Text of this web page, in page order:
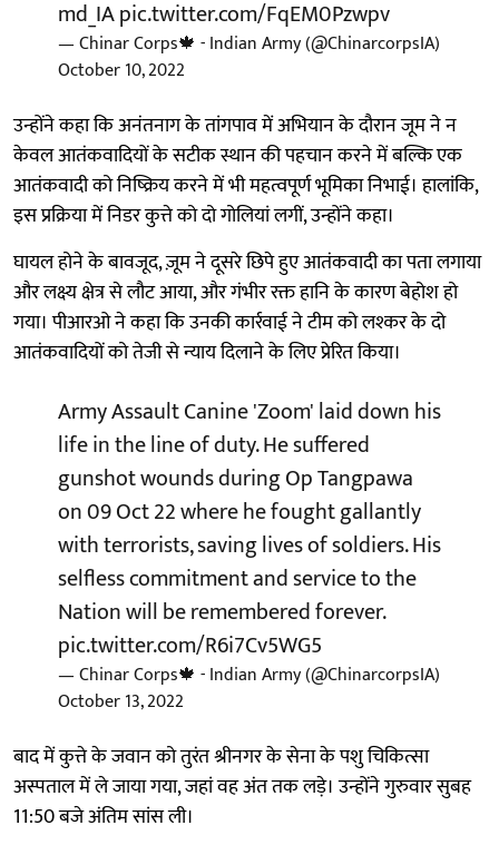
md_IApic.twitter.com/FqEM0Pzwpv
— Chinar Corps🍁 - Indian Army (@ChinarcorpsIA)
October 10, 2022
उन्होंने कहा कि अनंतनाग के तांगपाव में अभियान के दौरान जूम ने न
केवल आतंकवादियों के सटीक स्थान की पहचान करने में बल्कि एक
आतंकवादी को निष्क्रिय करने में भी महत्वपूर्ण भूमिका निभाई। हालांकि,
इस प्रक्रिया में निडर कुत्ते को दो गोलियां लगीं, उन्होंने कहा।
घायल होने के बावजूद, ज़ूम ने दूसरे छिपे हुए आतंकवादी का पता लगाया
और लक्ष्य क्षेत्र से लौट आया, और गंभीर रक्त हानि के कारण बेहोश हो
गया। पीआरओ ने कहा कि उनकी कार्रवाई ने टीम को लश्कर के दो
आतंकवादियों को तेजी से न्याय दिलाने के लिए प्रेरित किया।
Army Assault Canine 'Zoom' laid down his
life in the line of duty. He suffered
gunshot wounds during Op Tangpawa
on 09 Oct 22 where he fought gallantly
with terrorists, saving lives of soldiers. His
selfless commitment and service to the
Nation will be remembered forever.
pic.twitter.com/R6i7Cv5WG5
— Chinar Corps🍁 - Indian Army (@ChinarcorpsIA)
October 13, 2022
बाद में कुत्ते के जवान को तुरंत श्रीनगर के सेना के पशु चिकित्सा
अस्पताल में ले जाया गया, जहां वह अंत तक लड़े। उन्होंने गुरुवार सुबह
11:50 बजे अंतिम सांस ली।